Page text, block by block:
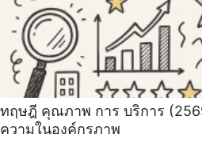
ทฤษฎี คุณภาพ การ บริการ
ความในองค์กรภาพ